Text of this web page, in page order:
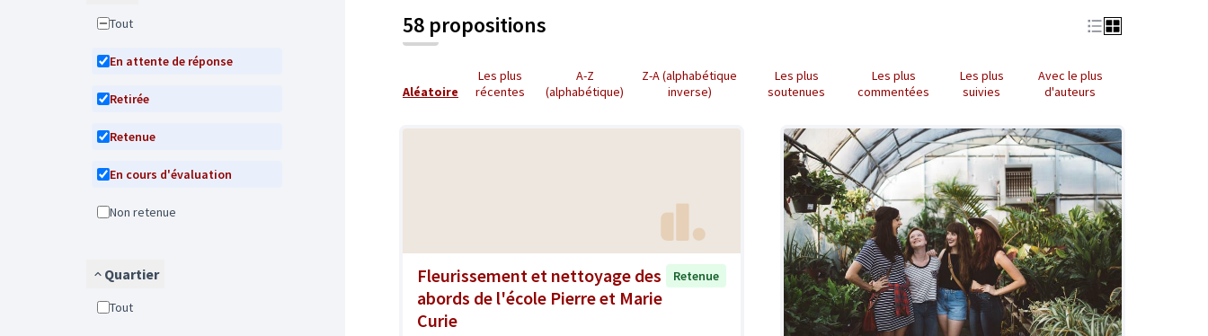
Tout
En attente de réponse
Retirée
Retenue
En cours d'évaluation
Non retenue
Quartier
Tout
58 propositions
Aléatoire
Les plus
récentes
A-Z
(alphabétique)
Z-A (alphabétique
inverse)
Les plus
soutenues
Les plus
commentées
Les plus
suivies
Avec le plus
d'auteurs
Fleurissement et nettoyage des
abords de l'école Pierre et Marie
Curie
Retenue